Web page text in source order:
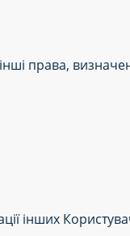
права,
інших